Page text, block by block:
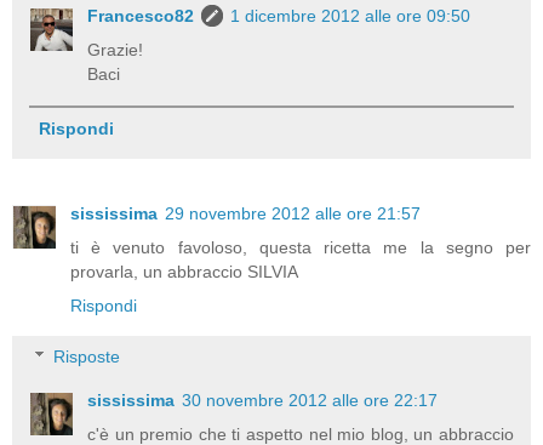
Francesco82
1 dicembre 2012 alle ore 09:50
Grazie!
Baci
Rispondi
sississima 29 novembre 2012 alle ore 21:57
ti è venuto favoloso, questa ricetta me la segno per
provarla, un abbraccio SILVIA
Rispondi
Risposte
sississima 30 novembre 2012 alle ore 22:17
c'è un premio che ti aspetto nel mio blog, un abbraccio